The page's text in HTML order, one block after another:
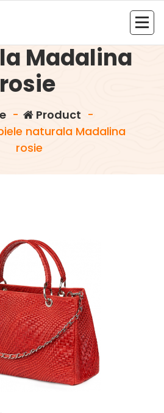
din piele
Madalina
rosie
- Product -
naturala Madalina
rosie